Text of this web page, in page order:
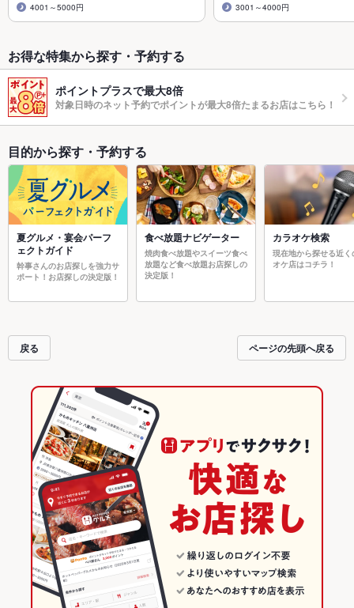
4001～5000円 3001～4000円
お得な特集から探す・予約する
ポイントプラスで最大8倍
対象日時のネット予約でポイントが最大8倍たまるお店はこちら！
目的から探す・予約する
夏グルメ・宴会パーフ
ェクトガイド
幹事さんのお店探しを強力サ
ポート！お店探しの決定版！
食べ放題ナビゲーター
焼肉食べ放題やスイーツ食べ
放題など食べ放題お店探しの
決定版！
カラオケ検索
現在地から探せる近く
オケ店はコチラ！
戻る ページの先頭へ戻る